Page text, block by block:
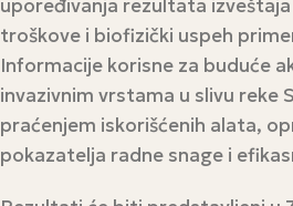
upoređivanja rezultata
troškove i biofizički uspeh
Informacije korisne za buduće
invazivnim vrstama u slivu reke
praćenjem iskorišćenih alata,
pokazatelja radne snage i